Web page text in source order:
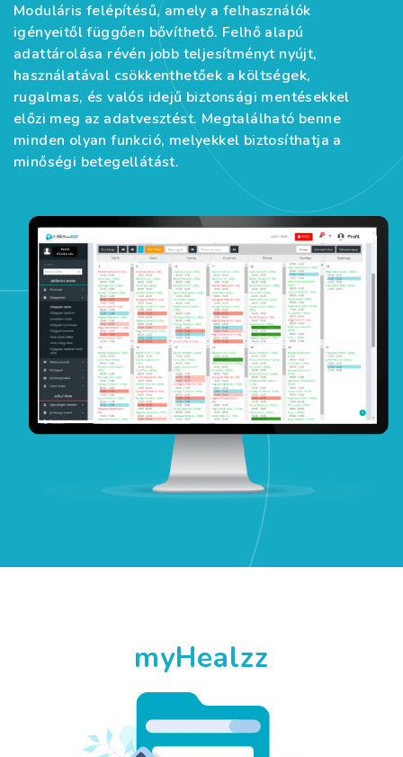
Moduláris felépítésű, amely a felhasználók
igényeitől függően bővíthető. Felhő alapú
adattárolása révén jobb teljesítményt nyújt,
használatával csökkenthetőek a költségek,
rugalmas, és valós idejű biztonsági mentésekkel
előzi meg az adatvesztést. Megtalálható benne
minden olyan funkció, melyekkel biztosíthatja a
minőségi betegellátást.
myHealzz